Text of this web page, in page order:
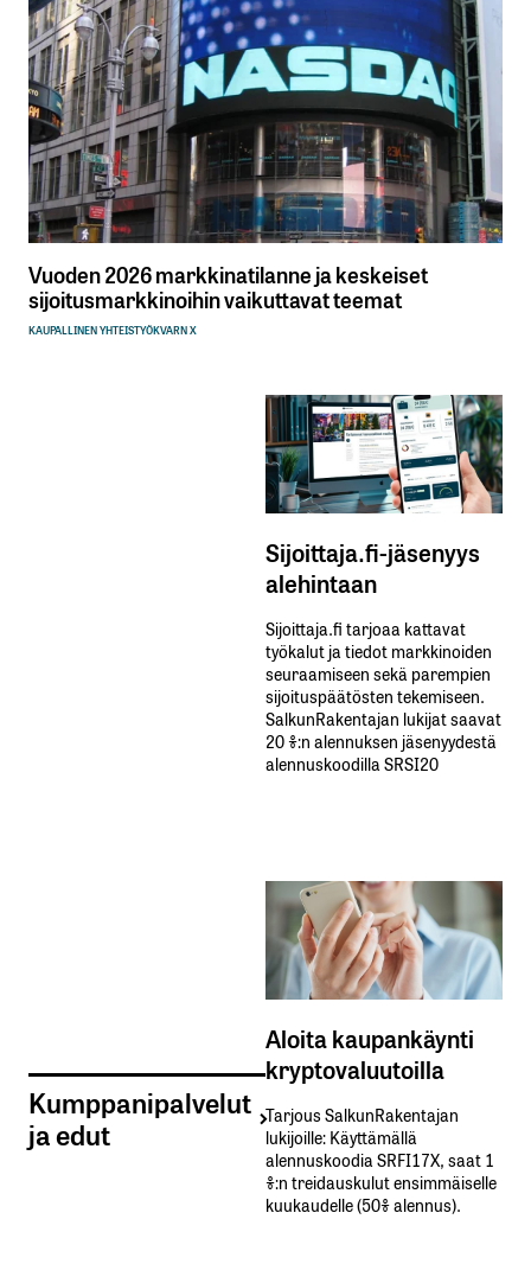
Vuoden 2026 markkinatilanne ja keskeiset
sijoitusmarkkinoihin vaikuttavat teemat
KAUPALLINEN YHTEISTYÖKVARN X
Kumppanipalvelut
ja edut
Sijoittaja.fi-jäsenyys
alehintaan
Sijoittaja.fi tarjoaa kattavat
työkalut ja tiedot markkinoiden
seuraamiseen sekä parempien
sijoituspäätösten tekemiseen.
SalkunRakentajan lukijat saavat
20 %:n alennuksen jäsenyydestä
alennuskoodilla SRSI20
Aloita kaupankäynti
kryptovaluutoilla
Tarjous SalkunRakentajan
lukijoille: Käyttämällä​ ​
alennuskoodia​ ​SRFI17X,​ ​saat​ ​1
%:n treidauskulut​ ​ensimmäiselle​ ​
kuukaudelle​ ​(50%​ ​alennus).